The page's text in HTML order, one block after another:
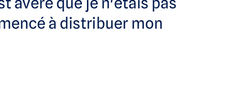
à distribuer mon